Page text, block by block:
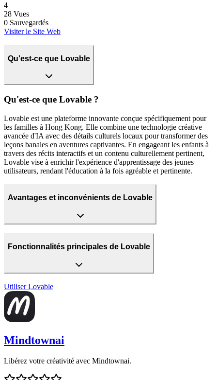
4
28 Vues
0 Sauvegardés
Visiter le Site Web
Qu'est-ce que Lovable
Qu'est-ce que Lovable ?
Lovable est une plateforme innovante conçue spécifiquement pour
les familles à Hong Kong. Elle combine une technologie créative
avancée d'IA avec des détails culturels locaux pour transformer des
leçons banales en aventures captivantes. En engageant les enfants à
travers des récits interactifs et un contenu culturellement pertinent,
Lovable vise à enrichir l'expérience d'apprentissage des jeunes
utilisateurs, rendant l'éducation à la fois agréable et pertinente.
Avantages et inconvénients de Lovable
Fonctionnalités principales de Lovable
Utiliser Lovable
Mindtownai
Libérez votre créativité avec Mindtownai.